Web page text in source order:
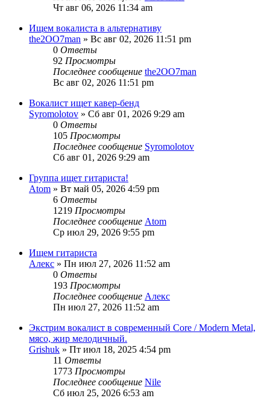
Чт авг 06, 2026 11:34 am
Ищем вокалиста в альтернативу
the2OO7man » Вс авг 02, 2026 11:51 pm
0 Ответы
92 Просмотры
Последнее сообщение the2OO7man
Вс авг 02, 2026 11:51 pm
Вокалист ищет кавер-бенд
Syromolotov » Сб авг 01, 2026 9:29 am
0 Ответы
105 Просмотры
Последнее сообщение Syromolotov
Сб авг 01, 2026 9:29 am
Группа ищет гитариста!
Atom » Вт май 05, 2026 4:59 pm
6 Ответы
1219 Просмотры
Последнее сообщение Atom
Ср июл 29, 2026 9:55 pm
Ищем гитариста
Алекс » Пн июл 27, 2026 11:52 am
0 Ответы
193 Просмотры
Последнее сообщение Алекс
Пн июл 27, 2026 11:52 am
Экстрим вокалист в современный Core / Modern Metal,
мясо, жир мелодичный.
Grishuk » Пт июл 18, 2025 4:54 pm
11 Ответы
1773 Просмотры
Последнее сообщение Nile
Сб июл 25, 2026 6:53 am